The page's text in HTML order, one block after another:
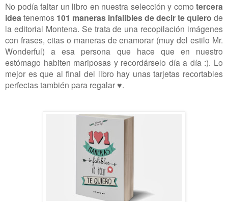
No podía faltar un libro en nuestra selección y como tercera
idea tenemos 101 maneras infalibles de decir te quiero de
la editorial Montena. Se trata de una recopilación imágenes
con frases, citas o maneras de enamorar (muy del estilo Mr.
Wonderful) a esa persona que hace que en nuestro
estómago habiten mariposas y recordárselo día a día :). Lo
mejor es que al final del libro hay unas tarjetas recortables
perfectas también para regalar ♥.